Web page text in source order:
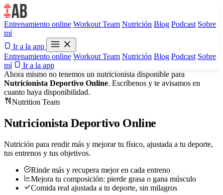
Entrenamiento online Workout Team Nutrición Blog Podcast Sobre
mí
Ir a la app
Entrenamiento online Workout Team Nutrición Blog Podcast Sobre
mí
Ir a la app
Ahora mismo no tenemos un nutricionista disponible para
Nutricionista Deportivo Online. Escríbenos y te avisamos en
cuanto haya disponibilidad.
Nutrition Team
Nutricionista Deportivo Online
Nutrición para rendir más y mejorar tu físico, ajustada a tu deporte,
tus entrenos y tus objetivos.
Rinde más y recupera mejor en cada entreno
Mejora tu composición: pierde grasa o gana músculo
Comida real ajustada a tu deporte, sin milagros